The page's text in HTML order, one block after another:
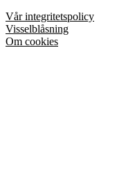
Vår integritetspolicy
Visselblåsning
Om cookies